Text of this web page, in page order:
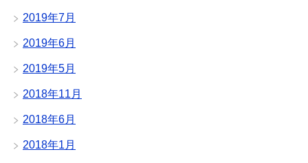
2019年7月
2019年6月
2019年5月
2018年11月
2018年6月
2018年1月